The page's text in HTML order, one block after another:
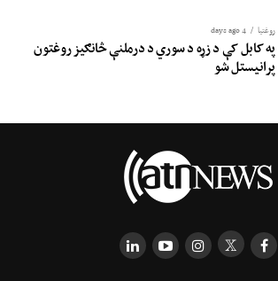
روغتيا 4 days ago
په کابل کې د زړه د سوري د درملنې څانګیز روغتون
پرانیستل شو